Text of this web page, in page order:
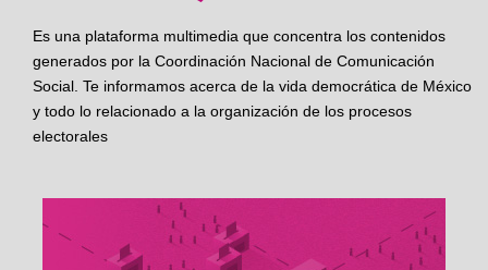
Es una plataforma multimedia que concentra los contenidos
generados por la Coordinación Nacional de Comunicación
Social. Te informamos acerca de la vida democrática de México
y todo lo relacionado a la organización de los procesos
electorales